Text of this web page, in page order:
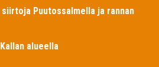
siirtoja Puutossalmella ja rannan
alueella